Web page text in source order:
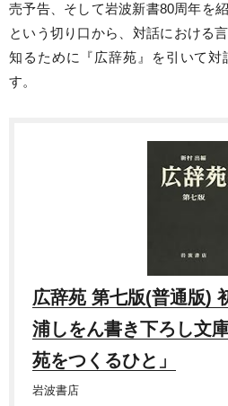
売予告、そして岩波新書80周年を
という切り口から、対話における
知るために『広辞苑』を引いて対
す。
広辞苑 第七版(普通版)
浦しをん書き下ろし文
苑をつくるひと」
岩波書店